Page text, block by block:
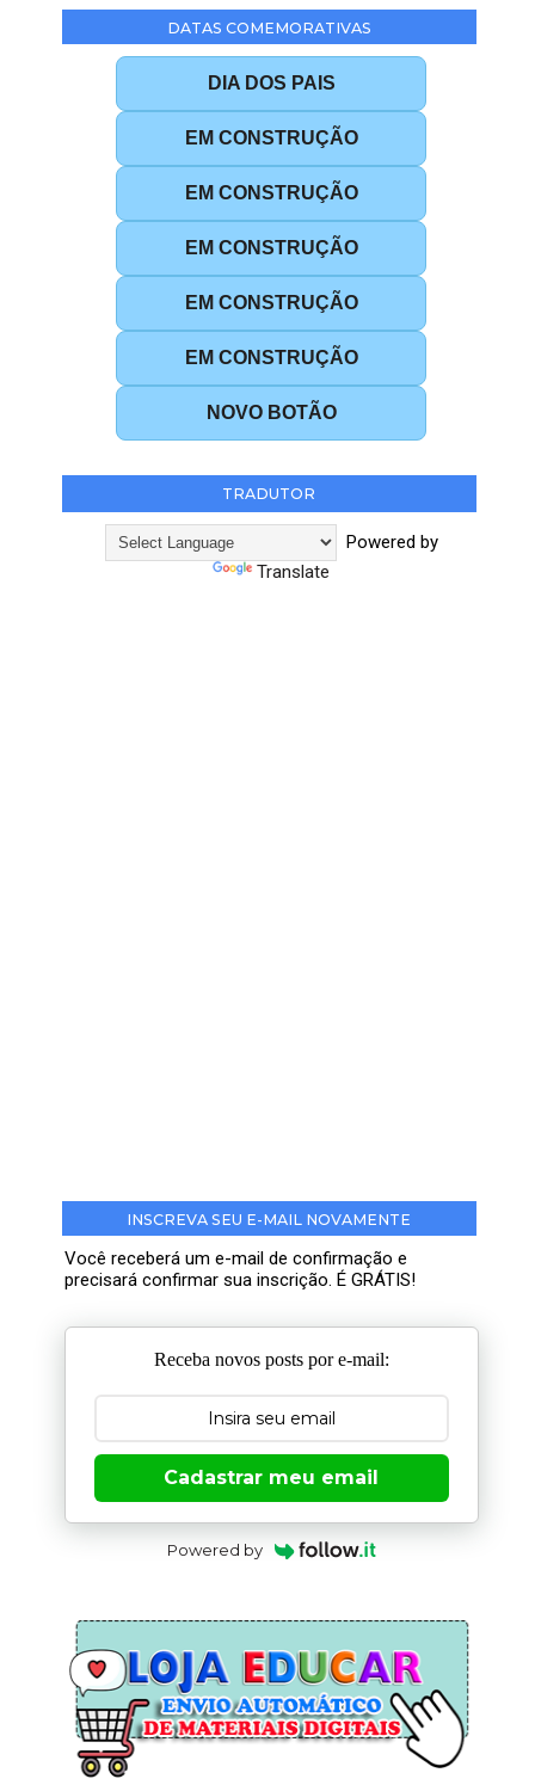
DATAS COMEMORATIVAS
DIA DOS PAIS
EM CONSTRUÇÃO
EM CONSTRUÇÃO
EM CONSTRUÇÃO
EM CONSTRUÇÃO
EM CONSTRUÇÃO
NOVO BOTÃO
TRADUTOR
Powered by
Translate
INSCREVA SEU E-MAIL NOVAMENTE
Você receberá um e-mail de confirmação e
precisará confirmar sua inscrição. É GRÁTIS!
Receba novos posts por e-mail:
Cadastrar meu email
Powered by